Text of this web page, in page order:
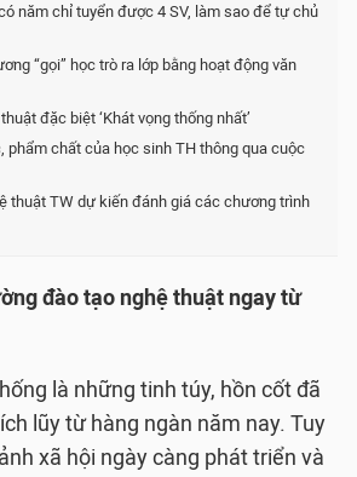
năm chỉ tuyển được 4 SV, làm sao để tự chủ
“gọi” học trò ra lớp bằng hoạt động văn
đặc biệt ‘Khát vọng thống nhất’
phẩm chất của học sinh TH thông qua cuộc
thuật TW dự kiến đánh giá các chương trình
đào tạo nghệ thuật ngay từ
là những tinh túy, hồn cốt đã
lũy từ hàng ngàn năm nay. Tuy
xã hội ngày càng phát triển và